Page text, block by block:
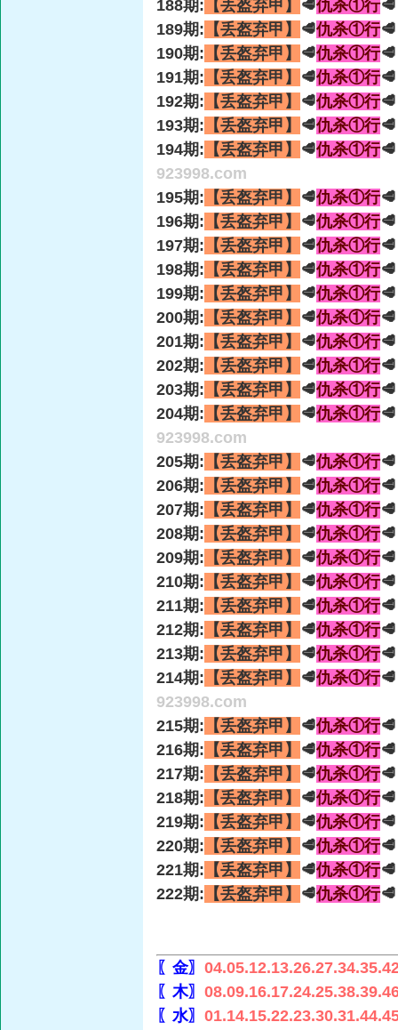
188期: 【丢盔弃甲】 🥩仇杀①行
189期: 【丢盔弃甲】 🥩仇杀①行
190期: 【丢盔弃甲】 🥩仇杀①行
191期: 【丢盔弃甲】 🥩仇杀①行
192期: 【丢盔弃甲】 🥩仇杀①行
193期: 【丢盔弃甲】 🥩仇杀①行
194期: 【丢盔弃甲】 🥩仇杀①行
923998.com
195期: 【丢盔弃甲】 🥩仇杀①行
196期: 【丢盔弃甲】 🥩仇杀①行
197期: 【丢盔弃甲】 🥩仇杀①行
198期: 【丢盔弃甲】 🥩仇杀①行
199期: 【丢盔弃甲】 🥩仇杀①行
200期: 【丢盔弃甲】 🥩仇杀①行
201期: 【丢盔弃甲】 🥩仇杀①行
202期: 【丢盔弃甲】 🥩仇杀①行
203期: 【丢盔弃甲】 🥩仇杀①行
204期: 【丢盔弃甲】 🥩仇杀①行
923998.com
205期: 【丢盔弃甲】 🥩仇杀①行
206期: 【丢盔弃甲】 🥩仇杀①行
207期: 【丢盔弃甲】 🥩仇杀①行
208期: 【丢盔弃甲】 🥩仇杀①行
209期: 【丢盔弃甲】 🥩仇杀①行
210期: 【丢盔弃甲】 🥩仇杀①行
211期: 【丢盔弃甲】 🥩仇杀①行
212期: 【丢盔弃甲】 🥩仇杀①行
213期: 【丢盔弃甲】 🥩仇杀①行
214期: 【丢盔弃甲】 🥩仇杀①行
923998.com
215期: 【丢盔弃甲】 🥩仇杀①行
216期: 【丢盔弃甲】 🥩仇杀①行
217期: 【丢盔弃甲】 🥩仇杀①行
218期: 【丢盔弃甲】 🥩仇杀①行
219期: 【丢盔弃甲】 🥩仇杀①行
220期: 【丢盔弃甲】 🥩仇杀①行
221期: 【丢盔弃甲】 🥩仇杀①行
222期: 【丢盔弃甲】 🥩仇杀①行
〖金〗
〖木〗
〖水〗